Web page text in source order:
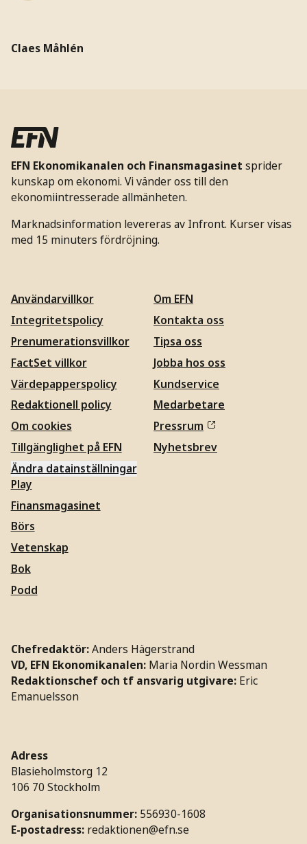
Claes Måhlén
EFN Ekonomikanalen och Finansmagasinet sprider
kunskap om ekonomi. Vi vänder oss till den
ekonomiintresserade allmänheten.
Marknadsinformation levereras av Infront. Kurser visas
med 15 minuters fördröjning.
Användarvillkor
Integritetspolicy
Prenumerationsvillkor
FactSet villkor
Värdepapperspolicy
Redaktionell policy
Om cookies
Tillgänglighet på EFN
Ändra datainställningar
Om EFN
Kontakta oss
Tipsa oss
Jobba hos oss
Kundservice
Medarbetare
Pressrum
Nyhetsbrev
Play
Finansmagasinet
Börs
Vetenskap
Bok
Podd
Chefredaktör:Anders Hägerstrand
VD, EFN Ekonomikanalen: Maria Nordin Wessman
Redaktionschef och tf ansvarig utgivare: Eric
Emanuelsson
Adress
Blasieholmstorg 12
106 70 Stockholm
Organisationsnummer: 556930-1608
E-postadress: redaktionen@efn.se